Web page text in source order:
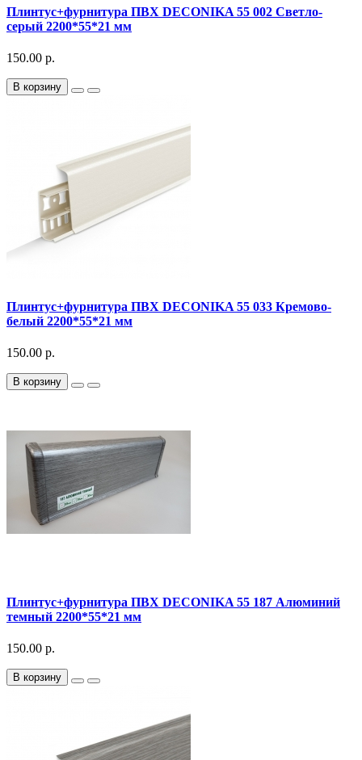
Плинтус+фурнитура ПВХ DECONIKA 55 002 Светло-
серый 2200*55*21 мм
150.00 р.
В корзину
Плинтус+фурнитура ПВХ DECONIKA 55 033 Кремово-
белый 2200*55*21 мм
150.00 р.
В корзину
Плинтус+фурнитура ПВХ DECONIKA 55 187 Алюминий
темный 2200*55*21 мм
150.00 р.
В корзину